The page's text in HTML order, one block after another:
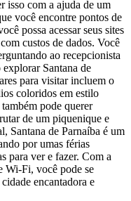
isso com a ajuda de um
você encontre pontos de
possa acessar seus sites
custos de dados. Você
ao recepcionista
Santana de
para visitar incluem o
coloridos em estilo
pode querer
de um piquenique e
Santana de Parnaíba é um
por umas férias
para ver e fazer. Com a
Wi-Fi, você pode se
encantadora e